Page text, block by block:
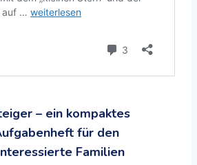
– ein kompaktes
für den
Familien